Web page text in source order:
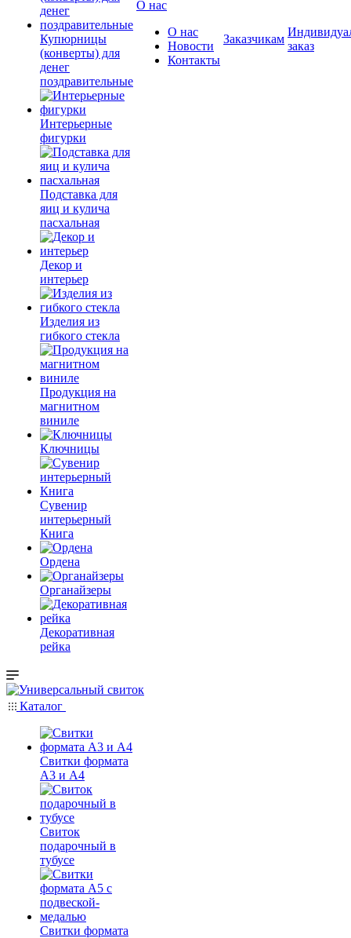
Купюрницы
(конверты) для
денег
поздравительные
Интерьерные
фигурки
Подставка для
яиц и кулича
пасхальная
Декор и
интерьер
Изделия из
гибкого стекла
Продукция на
магнитном
виниле
Ключницы
Сувенир
интерьерный
Книга
Ордена
Органайзеры
Декоративная
рейка
О нас
О нас
Новости
Контакты
Заказчикам
заказ
Каталог
Свитки формата
А3 и А4
Свиток
подарочный в
тубусе
Свитки формата